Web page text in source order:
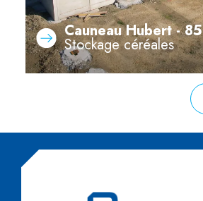
Cauneau Hubert - 85
Stockage céréales